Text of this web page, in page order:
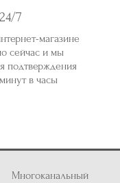
7
магазине
сейчас и мы
подтверждения
в часы
Многоканальный